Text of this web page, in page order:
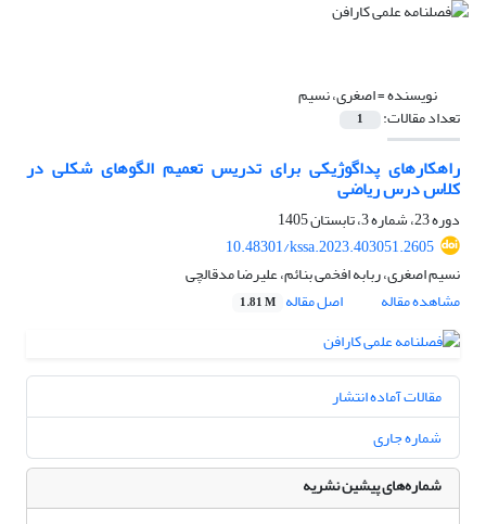
نویسنده =اصغری، نسیم
تعداد مقالات: 1
راهکارهای پداگوژیکی برای تدریس تعمیم الگوهای شکلی در
کلاس درس ریاضی
دوره 23، شماره 3، تابستان 1405
10.48301/kssa.2023.403051.2605
نسیم اصغری، ربابه افخمی بنائم، علیرضا مدقالچی
مشاهده مقاله
اصل مقاله 1.81 M
مقالات آماده انتشار
شماره جاری
شماره‌های پیشین نشریه